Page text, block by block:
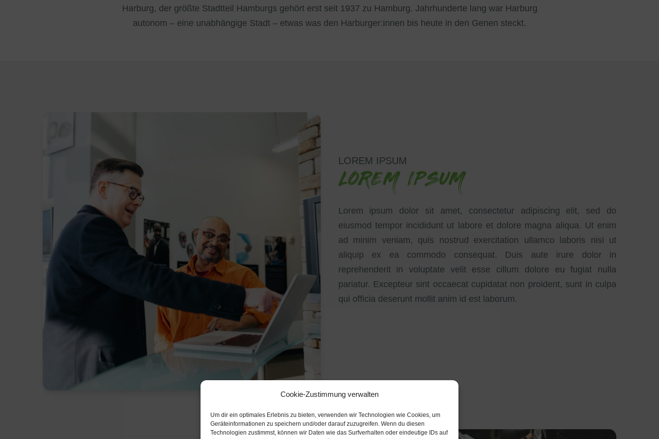
Cookie-Zustimmung verwalten
Um dir ein optimales Erlebnis zu bieten, verwenden wir Technologien wie Cookies, um
Geräteinformationen zu speichern und/oder darauf zuzugreifen. Wenn du diesen
Technologien zustimmst, können wir Daten wie das Surfverhalten oder eindeutige IDs auf
Harburg, der größte Stadtteil Hamburgs gehört erst seit 1937 zu Hamburg. Jahrhunderte lang war Harburg
autonom – eine unabhängige Stadt – etwas was den Harburger:innen bis heute in den Genen steckt.
LOREM IPSUM
LOREM IPSUM
Lorem ipsum dolor sit amet, consectetur adipiscing elit, sed do
eiusmod tempor incididunt ut labore et dolore magna aliqua. Ut enim
ad minim veniam, quis nostrud exercitation ullamco laboris nisi ut
aliquip ex ea commodo consequat. Duis aute irure dolor in
reprehenderit in voluptate velit esse cillum dolore eu fugiat nulla
pariatur. Excepteur sint occaecat cupidatat non proident, sunt in culpa
qui officia deserunt mollit anim id est laborum.